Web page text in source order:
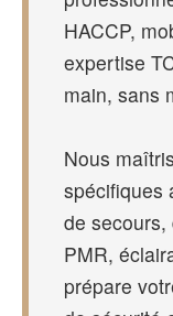
HACCP,
expertise
main, sans
Nous
spécifiques
de
PMR,
prépare